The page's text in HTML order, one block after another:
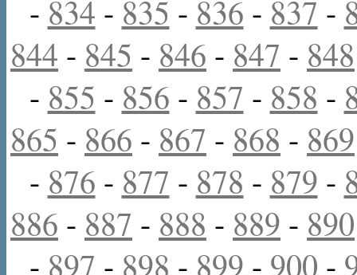
- 834 - 835 - 836 - 837 -
844 - 845 - 846 - 847 - 848
- 855 - 856 - 857 - 858 -
865 - 866 - 867 - 868 - 869
- 876 - 877 - 878 - 879 -
886 - 887 - 888 - 889 - 890
- 897 - 898 - 899 - 900 -